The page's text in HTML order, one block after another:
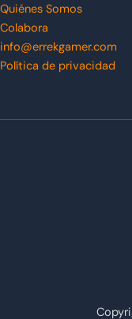
Quiénes Somos
Colabora
info@errekgamer.com
Política de privacidad